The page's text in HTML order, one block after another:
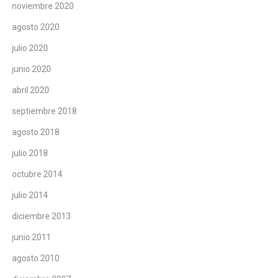
noviembre 2020
agosto 2020
julio 2020
junio 2020
abril 2020
septiembre 2018
agosto 2018
julio 2018
octubre 2014
julio 2014
diciembre 2013
junio 2011
agosto 2010